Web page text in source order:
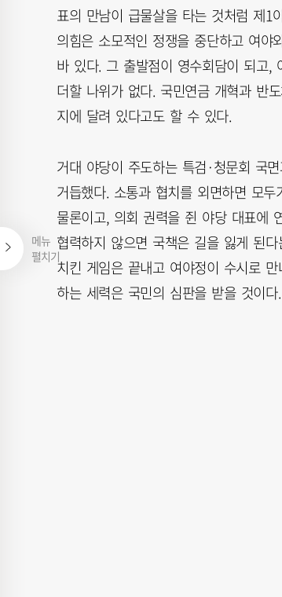
메뉴
펼치기
표의 만남이 급물살을 타는 것처럼 제1
의힘은 소모적인 정쟁을 중단하고 여
바 있다. 그 출발점이 영수회담이 되고,
더할 나위가 없다. 국민연금 개혁과 반
지에 달려 있다고도 할 수 있다.
거대 야당이 주도하는 특검·청문회 국
거듭했다. 소통과 협치를 외면하면 모
물론이고, 의회 권력을 쥔 야당 대표에
협력하지 않으면 국책은 길을 잃게 된
치킨 게임은 끝내고 여야정이 수시로
하는 세력은 국민의 심판을 받을 것이다.